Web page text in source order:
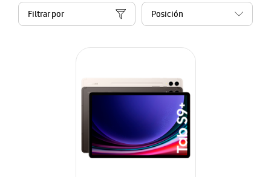
Filtrar por